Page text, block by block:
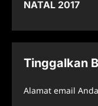
t
n
NATAL 2017
Tinggalkan
Alamat email